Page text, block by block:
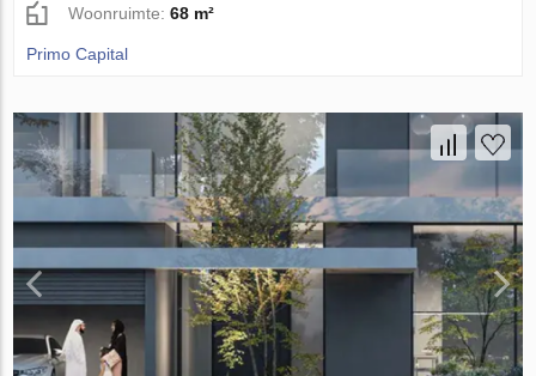
Woonruimte:68 m²
Primo Capital